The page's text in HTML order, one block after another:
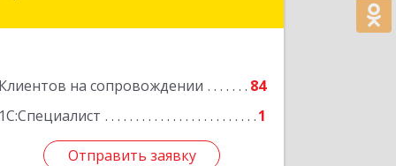
Клиентов на сопровождении
84
1С:Специалист
1
Отправить заявку
Отправить заявку